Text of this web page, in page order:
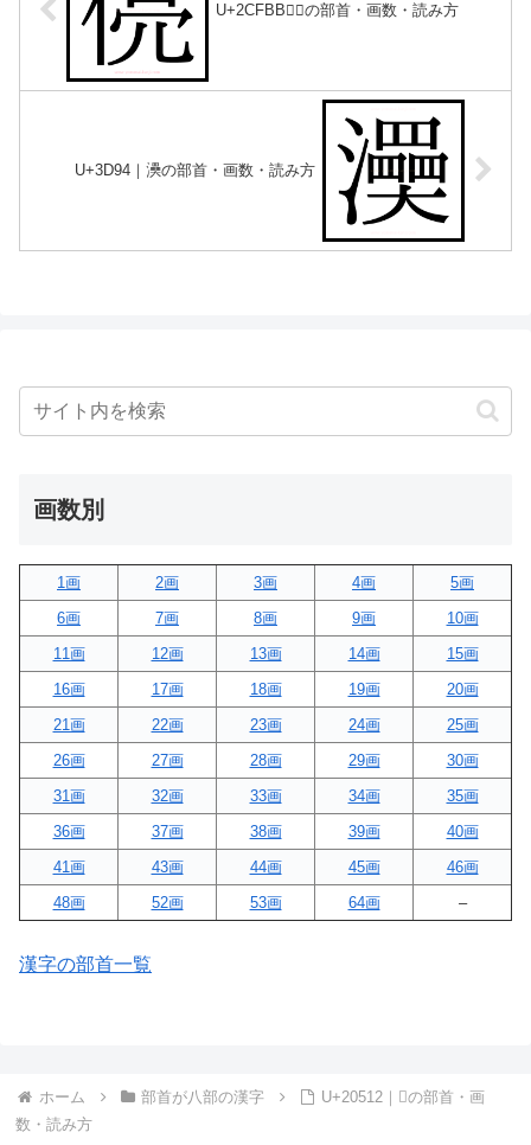
U+2CFBB｜𬾻の部首・画数・読み方
U+3D94｜㶔の部首・画数・読み方
画数別
1画 2画 3画 4画
5画
6画
7画 8画 9画
10画
11画
12画 13画 14画
15画
16画
17画 18画 19画
20画
21画
22画 23画 24画
25画
26画
27画 28画 29画
30画
31画
32画 33画 34画
35画
36画
37画 38画 39画
40画
41画
43画 44画 45画
46画
48画
52画 53画 64画 –
漢字の部首一覧
ホーム 部首が八部の漢字
U+20512｜𠔒の部首・画
数・読み方